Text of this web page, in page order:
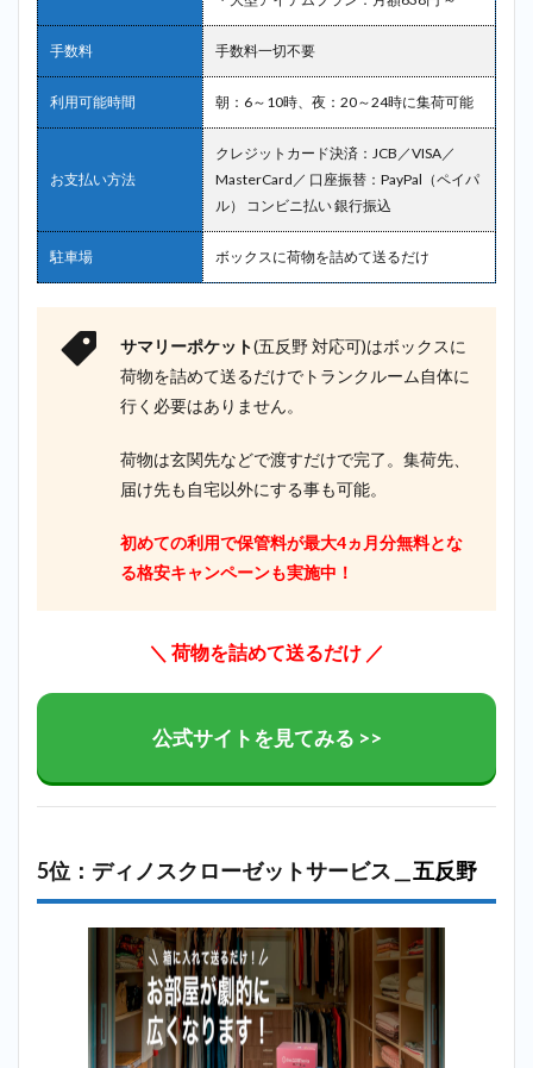
手数料 手数料一切不要
利用可能時間 朝：6～10時、夜：20～24時に集荷可能
お支払い方法
クレジットカード決済：JCB／VISA／
MasterCard／ 口座振替：PayPal（ペイパ
ル） コンビニ払い 銀行振込
駐車場 ボックスに荷物を詰めて送るだけ
サマリーポケット(五反野 対応可)はボックスに
荷物を詰めて送るだけでトランクルーム自体に
行く必要はありません。
荷物は玄関先などで渡すだけで完了。集荷先、
届け先も自宅以外にする事も可能。
初めての利用で保管料が最大4ヵ月分無料とな
る格安キャンペーンも実施中！
＼ 荷物を詰めて送るだけ ／
公式サイトを見てみる >>
5位：ディノスクローゼットサービス＿ 五反野